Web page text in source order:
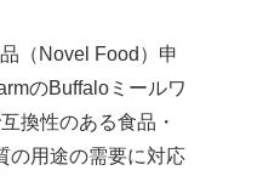
（Novel Food）申
のBuffaloミールワ
換性のある食品・
の用途の需要に対応